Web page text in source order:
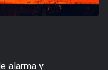
alarma y